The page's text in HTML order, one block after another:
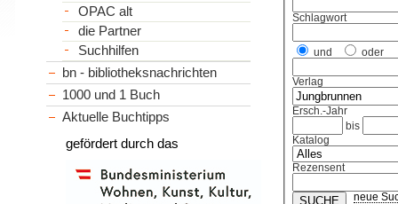
Schlagwort
und oder
Verlag
Ersch.-Jahr
bis
Katalog
Rezensent
neue
OPAC alt
die Partner
Suchhilfen
bn - bibliotheksnachrichten
1000 und 1 Buch
Aktuelle Buchtipps
gefördert durch das